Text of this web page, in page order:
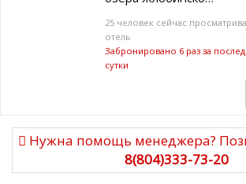
25 человек сейчас
отель
Забронировано 6 раз за
сутки
Нужна помощь менеджера?
8(804)333-73-20